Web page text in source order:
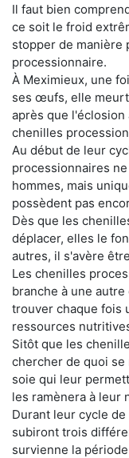
Il faut bien
ce soit le froid
stopper de manière
processionnaire.
À Meximieux, une
ses œufs, elle
après que
chenilles
Au début de leur
processionnaires
hommes, mais
possèdent pas
Dès que les
déplacer, elles le
autres, il s'avère
Les chenilles
branche à une
trouver chaque fois
ressources
Sitôt que les
chercher de quoi
soie qui leur
les ramènera à leur
Durant leur cycle
subiront trois
survienne la